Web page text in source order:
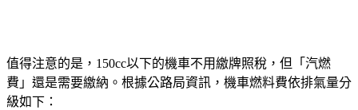
值得注意的是，150cc以下的機車不用繳牌照稅，但「汽燃
費」還是需要繳納。根據公路局資訊，機車燃料費依排氣量分
級如下：